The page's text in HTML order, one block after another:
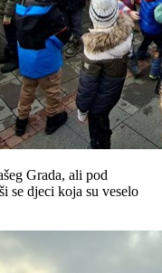
Grada, ali pod
se djeci koja su veselo